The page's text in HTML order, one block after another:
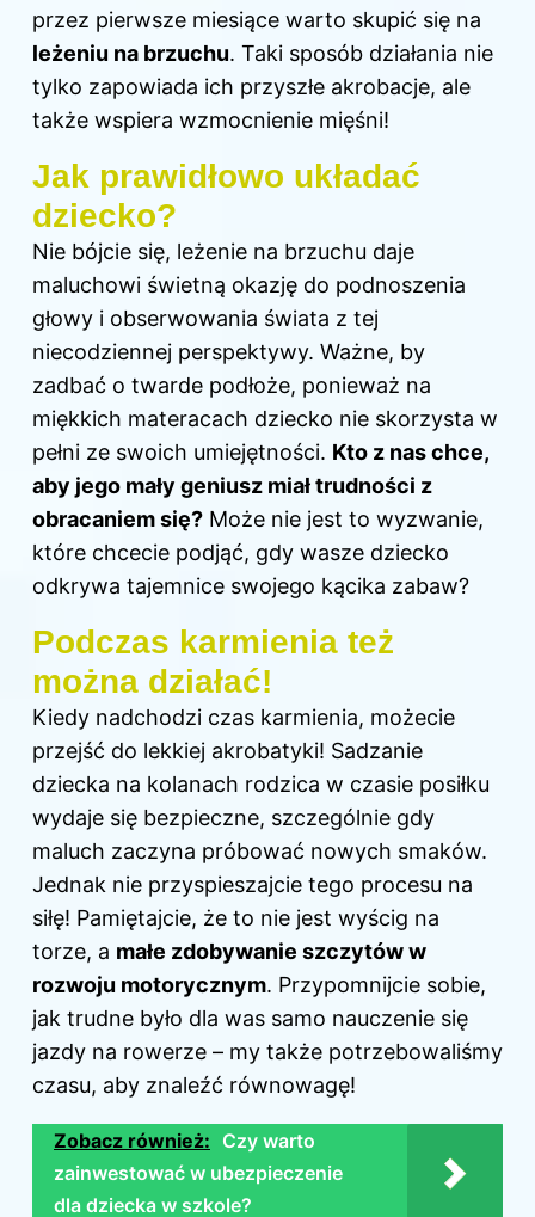
przez pierwsze miesiące warto skupić się na
leżeniu na brzuchu. Taki sposób działania nie
tylko zapowiada ich przyszłe akrobacje, ale
także wspiera wzmocnienie mięśni!
Jak prawidłowo układać
dziecko?
Nie bójcie się, leżenie na brzuchu daje
maluchowi świetną okazję do podnoszenia
głowy i obserwowania świata z tej
niecodziennej perspektywy. Ważne, by
zadbać o twarde podłoże, ponieważ na
miękkich materacach dziecko nie skorzysta w
pełni ze swoich umiejętności. Kto z nas chce,
aby jego mały geniusz miał trudności z
obracaniem się? Może nie jest to wyzwanie,
które chcecie podjąć, gdy wasze dziecko
odkrywa tajemnice swojego kącika zabaw?
Podczas karmienia też
można działać!
Kiedy nadchodzi czas karmienia, możecie
przejść do lekkiej akrobatyki! Sadzanie
dziecka na kolanach rodzica w czasie posiłku
wydaje się bezpieczne, szczególnie gdy
maluch zaczyna próbować nowych smaków.
Jednak nie przyspieszajcie tego procesu na
siłę! Pamiętajcie, że to nie jest wyścig na
torze, a małe zdobywanie szczytów w
rozwoju motorycznym. Przypomnijcie sobie,
jak trudne było dla was samo nauczenie się
jazdy na rowerze – my także potrzebowaliśmy
czasu, aby znaleźć równowagę!
Zobacz również: Czy warto
zainwestować w ubezpieczenie
dla dziecka w szkole?